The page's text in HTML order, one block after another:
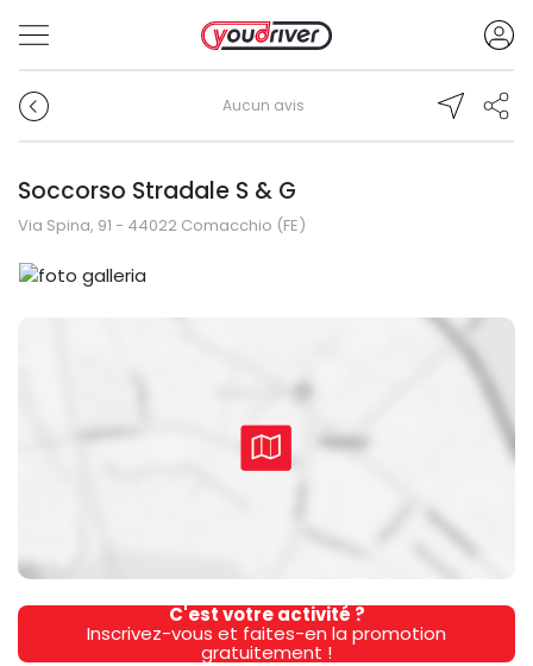
Aucun avis
Soccorso Stradale S & G
Via Spina, 91 - 44022 Comacchio (FE)
C'est votre activité ?
Inscrivez-vous et faites-en la promotion
gratuitement !